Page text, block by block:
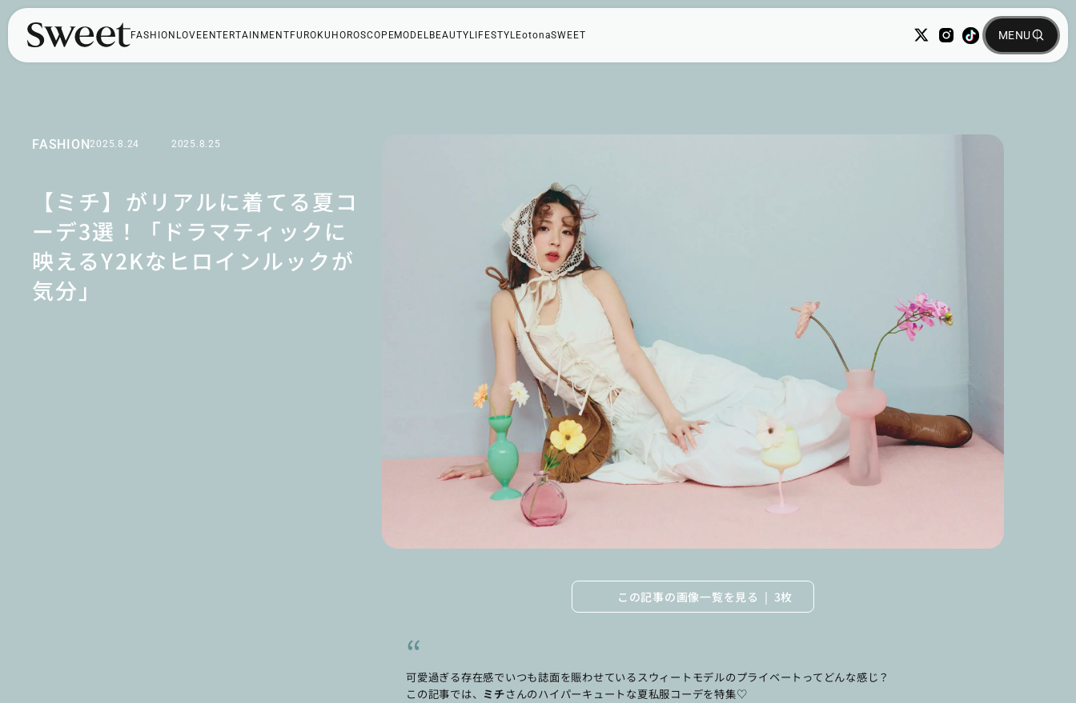
FASHION LOVE ENTERTAINMENT FUROKU HOROSCOPEMODELBEAUTY LIFESTYLEotonaSWEET
FASHION2025.8.24 2025.8.25
【ミチ】がリアルに着てる夏コ
ーデ3選！「ドラマティックに
映えるY2Kなヒロインルックが
気分」
この記事の画像一覧を見る 3枚
可愛過ぎる存在感でいつも誌面を賑わせているスウィートモデルのプライベートってどんな感じ？
この記事では、 ミチさんのハイパーキュートな夏私服コーデを特集♡